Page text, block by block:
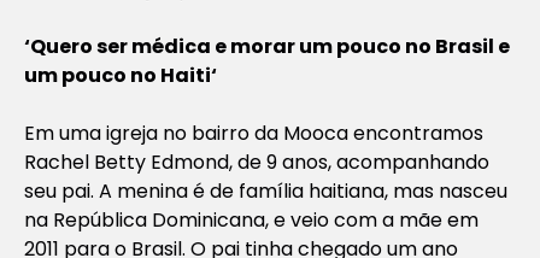
‘Quero ser médica e morar um pouco no Brasil e
um pouco no Haiti‘
Em uma igreja no bairro da Mooca encontramos
Rachel Betty Edmond, de 9 anos, acompanhando
seu pai. A menina é de família haitiana, mas nasceu
na República Dominicana, e veio com a mãe em
2011 para o Brasil. O pai tinha chegado um ano